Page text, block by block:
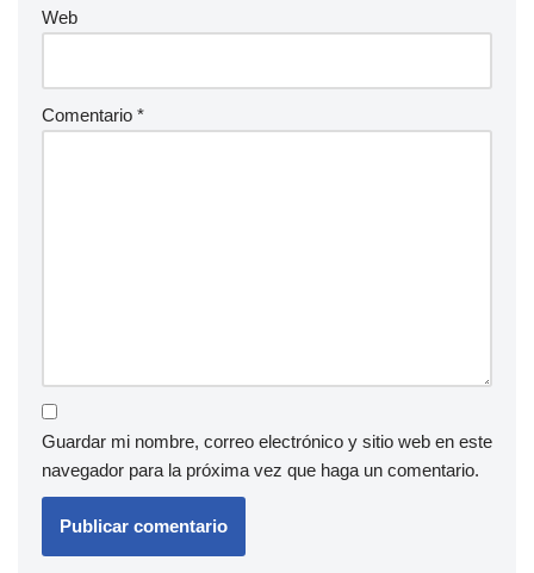
Web
Comentario *
Guardar mi nombre, correo electrónico y sitio web en este
navegador para la próxima vez que haga un comentario.